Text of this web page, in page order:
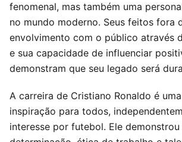
fenomenal, mas também uma
no mundo moderno. Seus feitos fora
envolvimento com o público através
e sua capacidade de influenciar
demonstram que seu legado será
A carreira de Cristiano Ronaldo é
inspiração para todos,
interesse por futebol. Ele